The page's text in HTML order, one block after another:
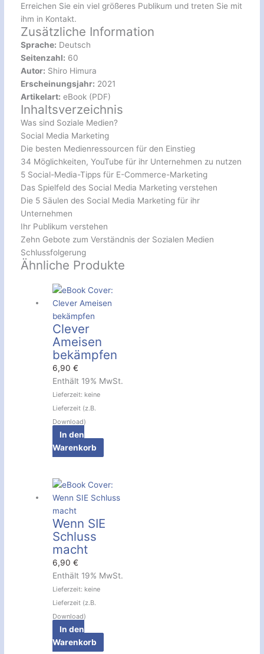
Erreichen Sie ein viel größeres Publikum und treten Sie mit
ihm in Kontakt.
Zusätzliche Information
Sprache: Deutsch
Seitenzahl: 60
Autor: Shiro Himura
Erscheinungsjahr: 2021
Artikelart: eBook (PDF)
Inhaltsverzeichnis
Was sind Soziale Medien?
Social Media Marketing
Die besten Medienressourcen für den Einstieg
34 Möglichkeiten, YouTube für ihr Unternehmen zu nutzen
5 Social-Media-Tipps für E-Commerce-Marketing
Das Spielfeld des Social Media Marketing verstehen
Die 5 Säulen des Social Media Marketing für ihr
Unternehmen
Ihr Publikum verstehen
Zehn Gebote zum Verständnis der Sozialen Medien
Schlussfolgerung
Ähnliche Produkte
Clever
Ameisen
bekämpfen
6,90€
Enthält 19% MwSt.
Lieferzeit: keine
Lieferzeit (z.B.
Download)
In den
Warenkorb
Wenn SIE
Schluss
macht
6,90€
Enthält 19% MwSt.
Lieferzeit: keine
Lieferzeit (z.B.
Download)
In den
Warenkorb